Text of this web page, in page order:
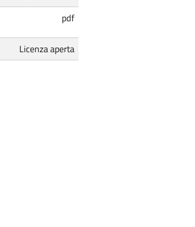
pdf
Licenza aperta